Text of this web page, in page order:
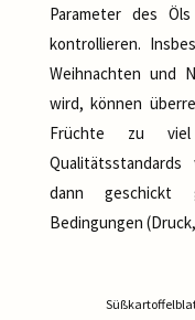
Parameter des
kontrollieren.
Weihnachten und
wird, können
Früchte zu
dann geschickt
Bedingungen